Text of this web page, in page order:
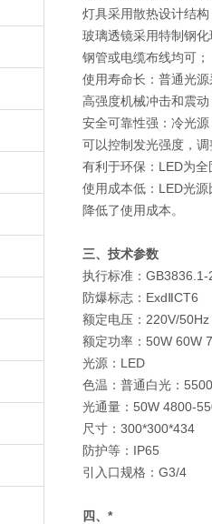
灯具采用散热设计结
玻璃透镜采用特制钢
钢管或电缆布线均可；
使用寿命长：普通光
高强度机械冲击和震
安全可靠性强：冷光
可以控制发光强度，
有利于环保：LED为
使用成本低：LED光
降低了使用成本。
三、 技术参数
执行标准：
防爆标志：ExdⅡCT6
额定电压：220V/50Hz
额定功率：50W 60W
光源：LED
色温：普通白光：
光通量：50W 4800-
尺寸：300*300*434
防护等：IP65
引入口规格：G3/4
四、 *